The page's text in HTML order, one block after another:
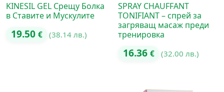
KINESIL GEL Срещу Болка
в Ставите и Мускулите
19.50 € (38.14 лв.)
SPRAY CHAUFFANT
TONIFIANT – спрей за
загряващ масаж преди
тренировка
16.36 € (32.00 лв.)